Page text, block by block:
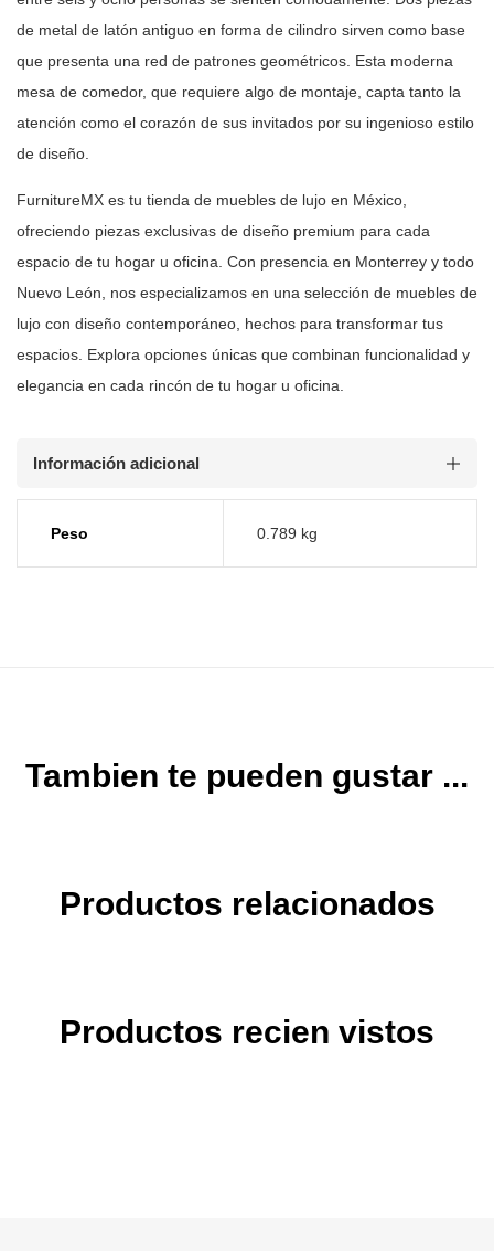
de metal de latón antiguo en forma de cilindro sirven como base
que presenta una red de patrones geométricos. Esta moderna
mesa de comedor, que requiere algo de montaje, capta tanto la
atención como el corazón de sus invitados por su ingenioso estilo
de diseño.
FurnitureMX es tu tienda de muebles de lujo en México,
ofreciendo piezas exclusivas de diseño premium para cada
espacio de tu hogar u oficina. Con presencia en Monterrey y todo
Nuevo León, nos especializamos en una selección de muebles de
lujo con diseño contemporáneo, hechos para transformar tus
espacios. Explora opciones únicas que combinan funcionalidad y
elegancia en cada rincón de tu hogar u oficina.
Información adicional
Peso 0.789 kg
Tambien te pueden gustar ...
Productos relacionados
Productos recien vistos